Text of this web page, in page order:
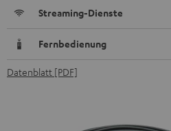
Streaming-Dienste
Fernbedienung
Datenblatt [PDF]